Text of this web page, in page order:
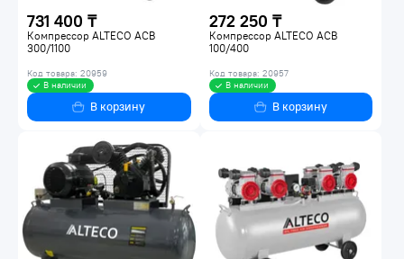
731 400 ₸
Компрессор ALTECO ACB
300/1100
Код товара: 20959
В наличии
В корзину
272 250 ₸
Компрессор ALTECO ACB
100/400
Код товара: 20957
В наличии
В корзину